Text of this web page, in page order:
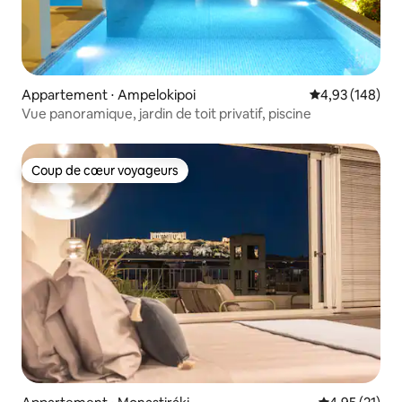
Appartement ⋅ Ampelokipoi Évaluation
4,93 (148)
Vue panoramique, jardin de toit privatif, piscine
Coup de cœur voyageurs
Coup de cœur voyageurs